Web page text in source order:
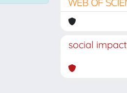
social impact